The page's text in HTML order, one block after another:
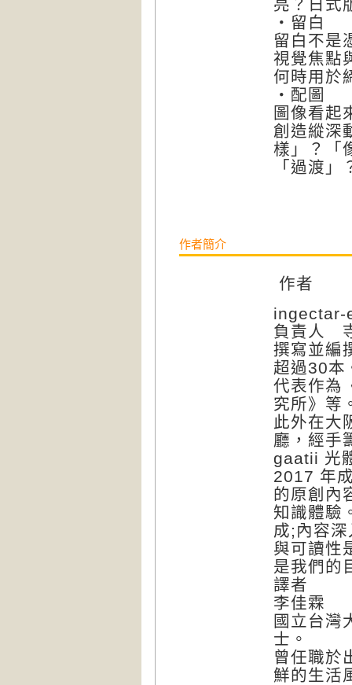
亮？日式
‧留白
留白不是
視覺焦點
何時用於
‧配圖
圖像看起
創造縱深
樣」？「
「過渡」
作者簡介
作者
負責人
撰寫並編
超過30本
代表作為
究所》等
此外在大
廳，經手
gaatii 光
2017 年
的原創內
知識體驗
成;內容
與可讀性
是我們的
譯者
李佳霖
國立台灣
士。
曾任職於
鮮的生活